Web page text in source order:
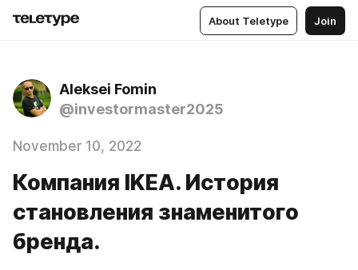
About Teletype Join
Aleksei Fomin
@investormaster2025
November 10, 2022
Компания IKEA. История
становления знаменитого
бренда.